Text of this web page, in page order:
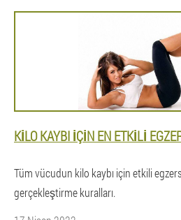
KILO KAYBI IÇIN EN ETKILI
Tüm vücudun kilo kaybı için etkili
gerçekleştirme kuralları.